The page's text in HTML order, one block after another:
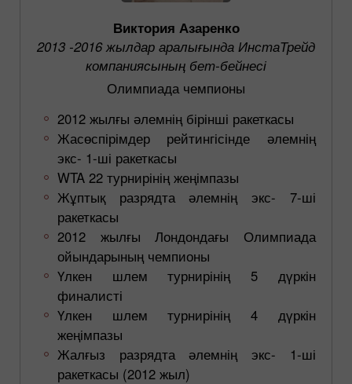
Виктория Азаренко
2013 -2016 жылдар аралығында ИнстаТрейд
компаниясының бет-бейнесі
Олимпиада чемпионы
2012 жылғы әлемнің бірінші ракеткасы
Жасөспірімдер рейтингісінде әлемнің
экс- 1-ші ракеткасы
WTA 22 турнирінің жеңімпазы
Жұптық разрядта әлемнің экс- 7-ші
ракеткасы
2012 жылғы Лондондағы Олимпиада
ойындарының чемпионы
Үлкен шлем турнирінің 5 дүркін
финалисті
Үлкен шлем турнирінің 4 дүркін
жеңімпазы
Жалғыз разрядта әлемнің экс- 1-ші
ракеткасы (2012 жыл)